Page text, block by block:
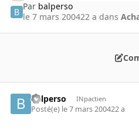
Par balperso
le 7 mars 200422 a dans
balperso INpactien
Posté(e) le 7 mars 200422 a